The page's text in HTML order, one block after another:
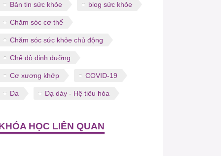
Bản tin sức khỏe blog sức khỏe
Chăm sóc cơ thể
Chăm sóc sức khỏe chủ động
Chế độ dinh dưỡng
Cơ xương khớp COVID-19
Da Dạ dày - Hệ tiêu hóa
HỌC LIÊN QUAN